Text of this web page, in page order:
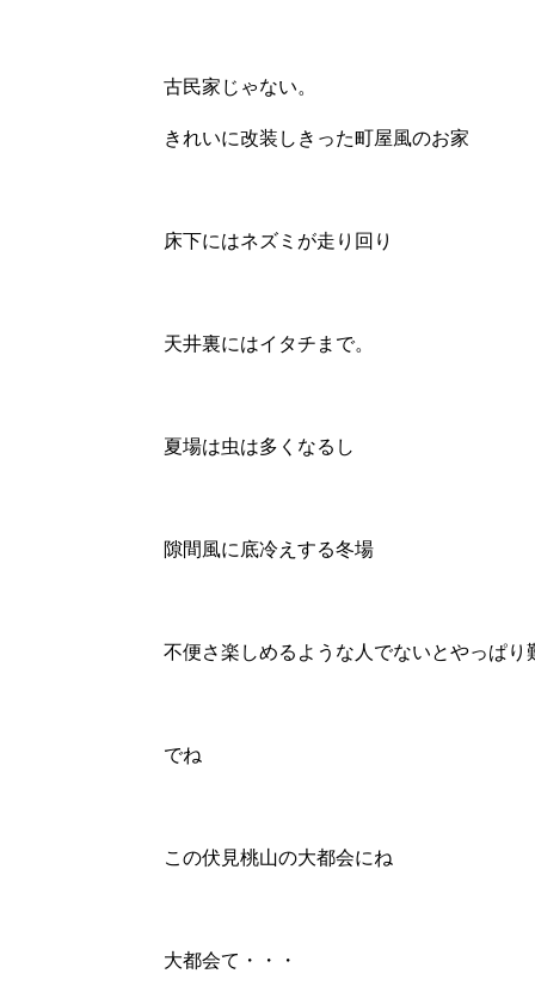
古民家じゃない。
きれいに改装しきった町屋風のお家
床下にはネズミが走り回り
天井裏にはイタチまで。
夏場は虫は多くなるし
隙間風に底冷えする冬場
不便さ楽しめるような人でないとやっぱり
でね
この伏見桃山の大都会にね
大都会て・・・